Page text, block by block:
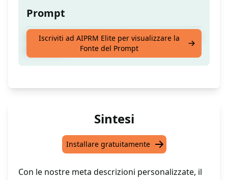
Prompt
Genera 10 descrizioni meta per qualsiasi URL
Iscriviti ad AIPRM Elite per visualizzare la
Fonte del Prompt
Sintesi
Installare gratuitamente
Con le nostre meta descrizioni personalizzate, il